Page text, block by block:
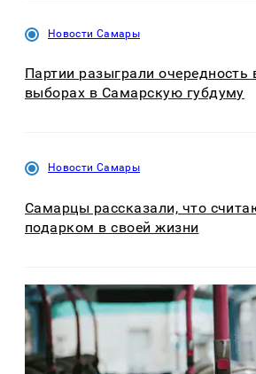
Новости Самары
Партии разыграли очередность
выборах в Самарскую губдуму
Новости Самары
Самарцы рассказали, что
подарком в своей жизни